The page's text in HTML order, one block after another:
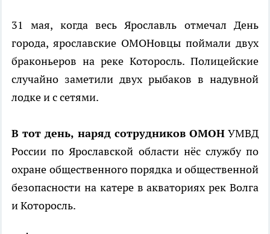
31 мая, когда весь Ярославль отмечал День
города, ярославские ОМОНовцы поймали двух
браконьеров на реке Которосль. Полицейские
случайно заметили двух рыбаков в надувной
лодке и с сетями.
В тот день, наряд сотрудников ОМОНУМВД
России по Ярославской области нёс службу по
охране общественного порядка и общественной
безопасности на катере в акваториях рек Волга
и Которосль.